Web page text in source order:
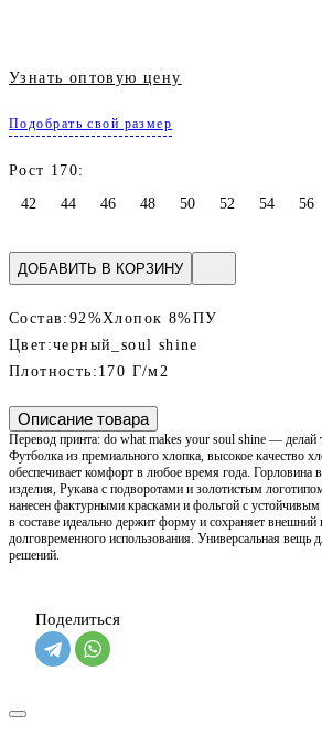
Узнать оптовую цену
Подобрать свой размер
Рост 170:
42
44 46 48 50 52 54 56
ДОБАВИТЬ В КОРЗИНУ
Состав: 92%Хлопок 8%ПУ
Цвет:черный_soul shine
Плотность: 170 Г/м2
Описание товара
Перевод принта: do what makes your soul shine — делай
Футболка из премиального хлопка, высокое качество
обеспечивает комфорт в любое время года. Горловина
изделия, Рукава с подворотами и золотистым
нанесен фактурными красками и фольгой с устойчивым
в составе идеально держит форму и сохраняет внешний
долговременного использования. Универсальная вещь
решений.
Поделиться